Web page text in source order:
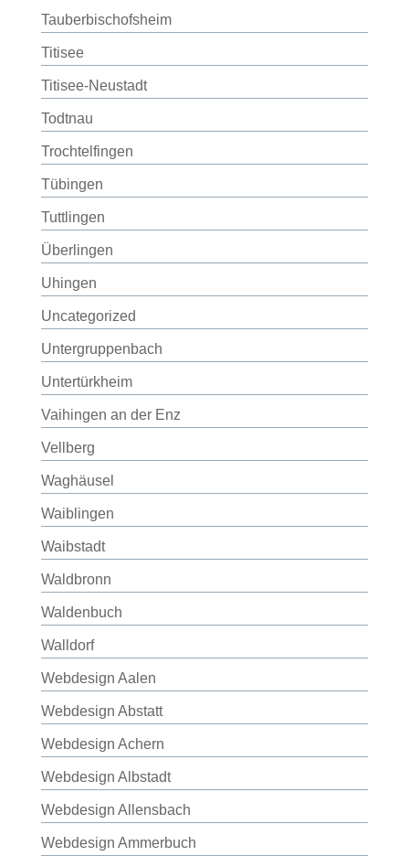
Tauberbischofsheim
Titisee
Titisee-Neustadt
Todtnau
Trochtelfingen
Tübingen
Tuttlingen
Überlingen
Uhingen
Uncategorized
Untergruppenbach
Untertürkheim
Vaihingen an der Enz
Vellberg
Waghäusel
Waiblingen
Waibstadt
Waldbronn
Waldenbuch
Walldorf
Webdesign Aalen
Webdesign Abstatt
Webdesign Achern
Webdesign Albstadt
Webdesign Allensbach
Webdesign Ammerbuch